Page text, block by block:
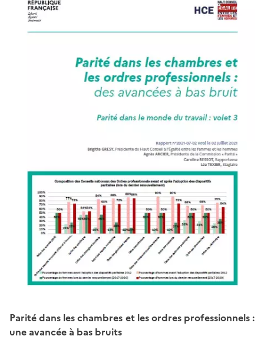
Parité dans les chambres et les ordres professionnels :
une avancée à bas bruits